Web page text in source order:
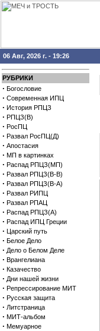
06 Авг, 2026 г. - 19:26
РУБРИКИ
· Богословие
· Современная ИПЦ
· История РПЦЗ
· РПЦЗ(В)
· РосПЦ
· Развал РосПЦ(Д)
· Апостасия
· МП в картинках
· Распад РПЦЗ(МП)
· Развал РПЦЗ(В-В)
· Развал РПЦЗ(В-А)
· Развал РИПЦ
· Развал РПАЦ
· Распад РПЦЗ(А)
· Распад ИПЦ Греции
· Царский путь
· Белое Дело
· Дело о Белом Деле
· Врангелиана
· Казачество
· Дни нашей жизни
· Репрессирование МИТ
· Русская защита
· Литстраница
· МИТ-альбом
· Мемуарное